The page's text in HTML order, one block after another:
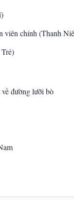
viên chính (Thanh
về đường lưỡi bò